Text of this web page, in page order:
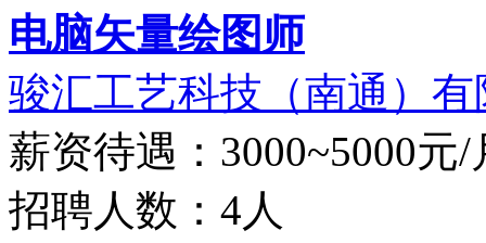
电脑矢量绘图师
骏汇工艺科技（南通）有
薪资待遇：3000~5000元/
招聘人数：4人